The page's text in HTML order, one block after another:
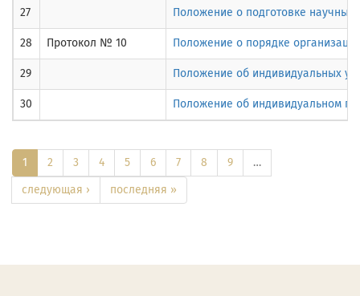
27 Положение о подготовке научных
28 Протокол № 10 Положение о порядке
29 Положение об индивидуальных
30 Положение об индивидуальном
1 2 3 4 5 6 7 8 9
…
следующая ›
последняя »